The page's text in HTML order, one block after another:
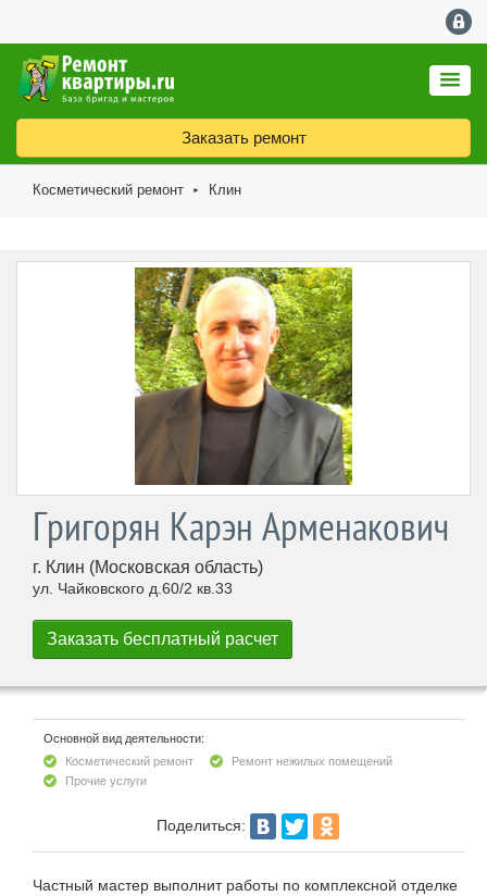
Заказать ремонт
Косметический ремонт ► Клин
Григорян Карэн Арменакович
г. Клин (Московская область)
ул. Чайковского д.60/2 кв.33
Основной вид деятельности:
Косметический ремонт
Ремонт нежилых помещений
Прочие услуги
Поделиться:
Частный мастер выполнит работы по комплексной отделке